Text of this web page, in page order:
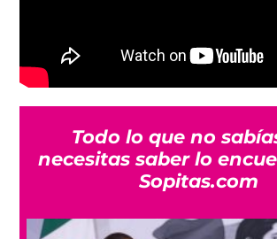
Todo lo que no
necesitas saber lo
Sopitas.com